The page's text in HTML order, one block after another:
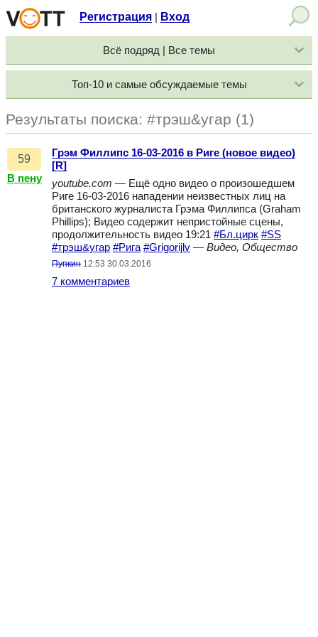
Регистрация Вход
Всё подряд | Все темы
Топ-10 и самые обсуждаемые темы
Результаты поиска: #трэш&угар (1)
59
В пену
Грэм Филлипс 16-03-2016 в Риге (новое видео)
[R]
youtube.com — Ещё одно видео о произошедшем
Риге 16-03-2016 нападении неизвестных лиц на
британского журналиста Грэма Филлипса (Graham
Phillips); Видео содержит непристойные сцены,
продолжительность видео 19:21 #Бл.цирк #SS
#трэш&угар #Рига #Grigorijlv — Видео, Общество
Пупкин 12:53 30.03.2016
7 комментариев